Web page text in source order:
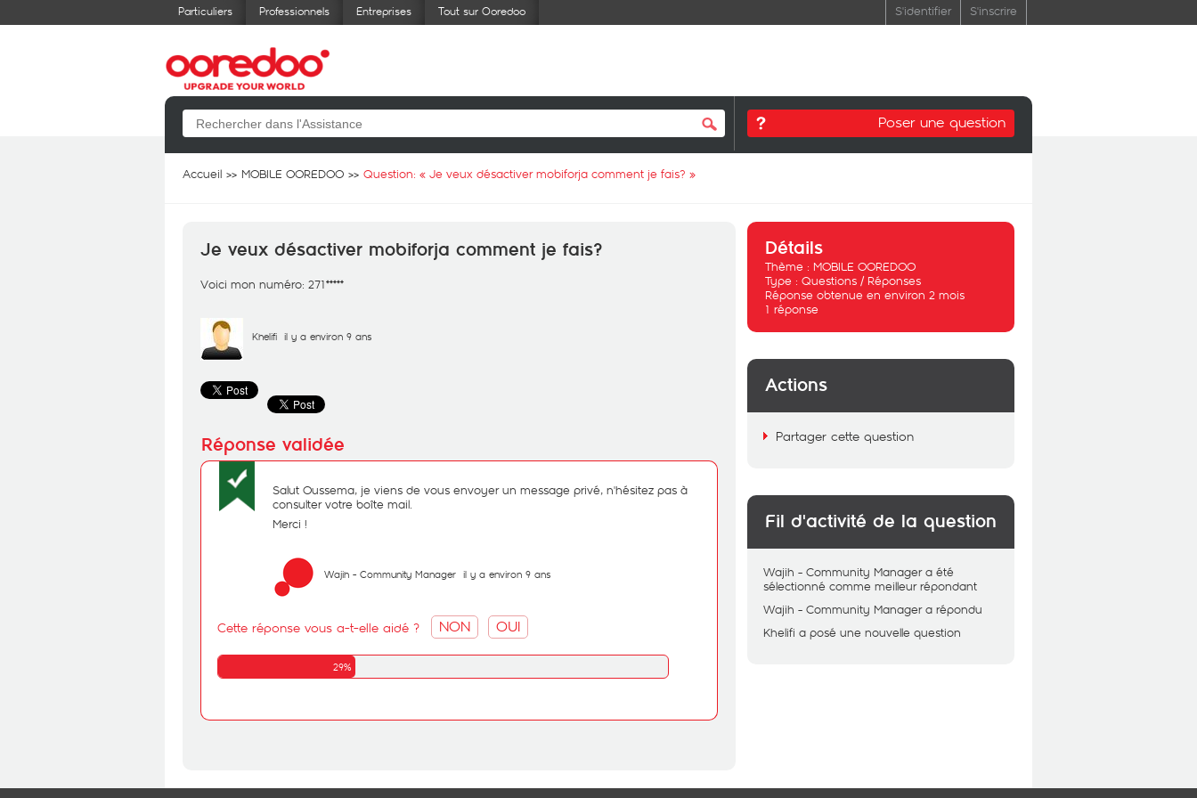
Particuliers Professionnels Entreprises Tout sur Ooredoo S'identifier S'inscrire
Poser une question
Accueil MOBILE OOREDOO Question: « Je veux désactiver mobiforja comment je fais? »
Je veux désactiver mobiforja comment je fais?
Voici mon numéro: 271*****
Khelifi il y a environ 9 ans
Salut Oussema, je viens de vous envoyer un message privé, n'hésitez pas à
consulter votre boîte mail.
Merci !
Wajih - Community Manager il y a environ 9 ans
Cette réponse vous a-t-elle aidé ? NON OUI
29%
Détails
Thème : MOBILE OOREDOO
Type : Questions / Réponses
Réponse obtenue en environ 2 mois
1 réponse
Actions
Partager cette question
Fil d'activité de la question
Wajih - Community Manager a été
sélectionné comme meilleur répondant
Wajih - Community Manager a répondu
Khelifi a posé une nouvelle question